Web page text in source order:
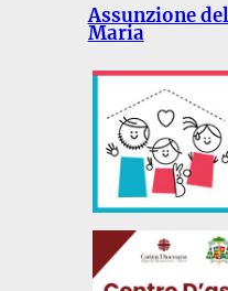
Assunzione
Maria